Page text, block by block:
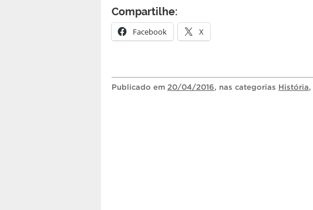
Compartilhe:
Facebook X
Publicado em 20/04/2016, nas categorias História,